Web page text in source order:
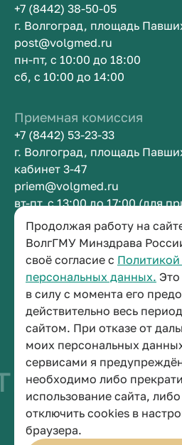
Продолжая работу на
ВолгГМУ Минздрава
своё согласие с
персональных данных. Это
в силу с момента его
действительно весь
сайтом. При отказе от
моих персональных
сервисами я
необходимо либо
использование сайта,
отключить cookies в
браузера.
+7 (8442) 38-50-05
г. Волгоград, площадь
post@volgmed.ru
пн-пт, с 10:00 до 18:00
сб, с 10:00 до 14:00
Приемная комиссия
+7 (8442) 53-23-33
г. Волгоград, площадь
кабинет 3-47
priem@volgmed.ru
вт-пт, с 13:00 до 17:00 (для
Приемная ректора
+7 (8442) 38-50-05
г. Волгоград, площадь
кабинет 3-11
post@volgmed.ru
пн-пт, с 08.30 до 17.00
© 2026 Волгоградский
Политика конфиденциальности